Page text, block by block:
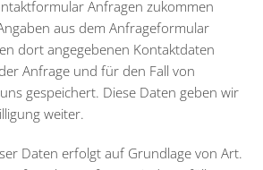
Anfragen zukommen
aus dem Anfrageformular
dort angegebenen Kontaktdaten
Anfrage und für den Fall von
gespeichert. Diese Daten geben wir
weiter.
Daten erfolgt auf Grundlage von Art.